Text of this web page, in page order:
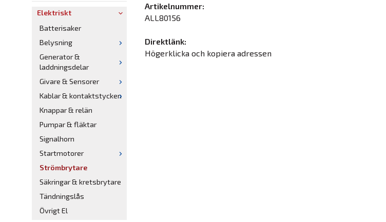
Elektriskt
Batterisaker
Belysning
Generator &
laddningsdelar
Givare & Sensorer
Kablar & kontaktstycken
Knappar & relän
Pumpar & fläktar
Signalhorn
Startmotorer
Strömbrytare
Säkringar & kretsbrytare
Tändningslås
Övrigt El
Artikelnummer:
ALL80156
Direktlänk:
Högerklicka och kopiera adressen